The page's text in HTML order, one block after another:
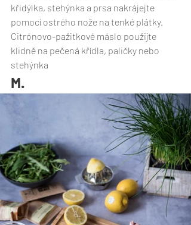
křidýlka, stehýnka a prsa nakrájejte
pomocí ostrého nože na tenké plátky.
Citrónovo-pažitkové máslo použijte
klidně na pečená křídla, paličky nebo
stehýnka
M.